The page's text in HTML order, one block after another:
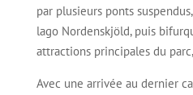
par plusieurs ponts
lago Nordenskjöld, puis
attractions principales du
Avec une arrivée au dernier